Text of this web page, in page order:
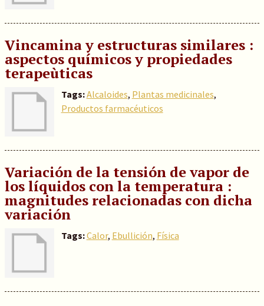
Vincamina y estructuras similares :
aspectos químicos y propiedades
terapeùticas
Tags:Alcaloides, Plantas medicinales,
Productos farmacéuticos
Variación de la tensión de vapor de
los líquidos con la temperatura :
magnitudes relacionadas con dicha
variación
Tags:Calor, Ebullición, Física